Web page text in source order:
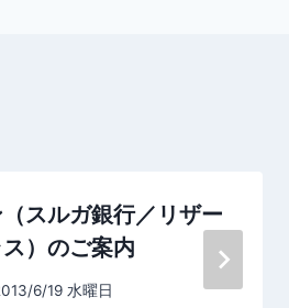
スルガ銀行／リザー
）のご案内
6/19 水曜日